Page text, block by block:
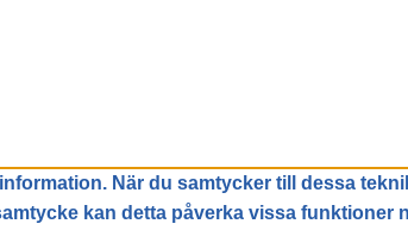
När du samtycker till dessa
kan detta påverka vissa funktioner